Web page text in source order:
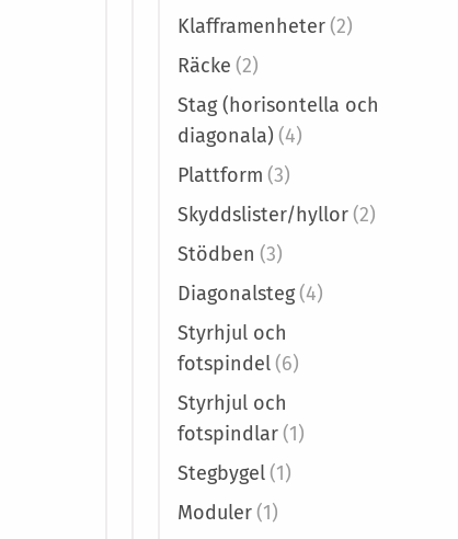
Klafframenheter(2)
Räcke (2)
Stag (horisontella och
diagonala) (4)
Plattform (3)
Skyddslister/hyllor(2)
Stödben (3)
Diagonalsteg(4)
Styrhjul och
fotspindel(6)
Styrhjul och
fotspindlar(1)
Stegbygel(1)
Moduler(1)